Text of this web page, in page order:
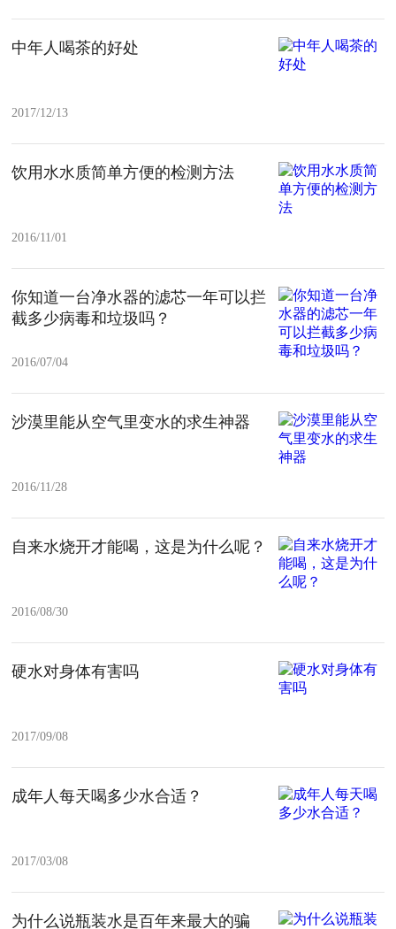
中年人喝茶的好处
2017/12/13
饮用水水质简单方便的检测方法
2016/11/01
你知道一台净水器的滤芯一年可以拦
截多少病毒和垃圾吗？
2016/07/04
沙漠里能从空气里变水的求生神器
2016/11/28
自来水烧开才能喝，这是为什么呢？
2016/08/30
硬水对身体有害吗
2017/09/08
成年人每天喝多少水合适？
2017/03/08
为什么说瓶装水是百年来最大的骗